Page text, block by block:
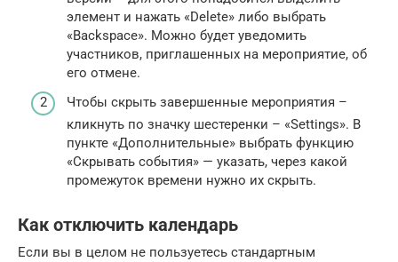
элемент и нажать «Delete» либо выбрать
«Backspace». Можно будет уведомить
участников, приглашенных на мероприятие, об
его отмене.
Чтобы скрыть завершенные мероприятия –
кликнуть по значку шестеренки – «Settings». В
пункте «Дополнительные» выбрать функцию
«Скрывать события» — указать, через какой
промежуток времени нужно их скрыть.
Как отключить календарь
Если вы в целом не пользуетесь стандартным